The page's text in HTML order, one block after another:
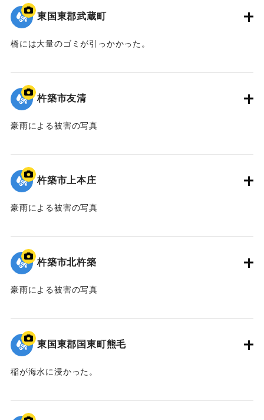
性）が行方不明になった。
【出典：大分合同新聞 1961年10月28日朝刊5面】
東国東郡武蔵町
橋には大量のゴミが引っかかった。
｜固有コード:00679010
杵築市友清
豪雨による被害の写真
｜固有コード:00679011
杵築市上本庄
豪雨による被害の写真
｜固有コード:00679012
杵築市北杵築
豪雨による被害の写真
｜固有コード:00679013
東国東郡国東町熊毛
稲が海水に浸かった。
｜固有コード:00679006